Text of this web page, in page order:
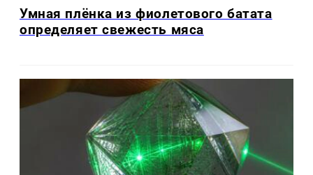
Умная плёнка из фиолетового батата
определяет свежесть мяса